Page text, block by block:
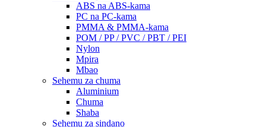
ABS na ABS-kama
PC na PC-kama
PMMA & PMMA-kama
POM / PP / PVC / PBT / PEI
Nylon
Mpira
Mbao
Sehemu za chuma
Aluminium
Chuma
Shaba
Sehemu za sindano